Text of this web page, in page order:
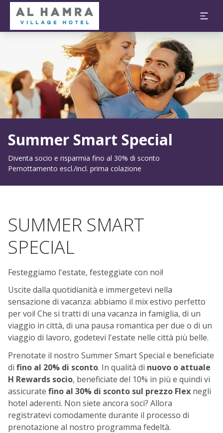
Summer Smart Special
Diventa socio e risparmia fino al 30% di sconto
Pernottamento escl./incl. prima colazione
SUMMER SMART
SPECIAL
Festeggiamo l'estate, festeggiate con noi!
Uscite dalla quotidianità e immergetevi nella
sensazione di vacanza: abbiamo il mix estivo perfetto
per voi! Che si tratti di una vacanza in famiglia, di un
viaggio in città, di una pausa romantica per due o di un
viaggio di lavoro, godetevi l'estate nelle città più belle.
Prenotate il nostro Summer Smart Special e beneficiate
di fino al 20% di sconto. In qualità di nuovo o attuale
H Rewards socio, beneficiate del 10% in più e quindi vi
assicurate fino al 30% di sconto sul prezzo Flex negli
hotel aderenti. Non siete ancora soci? Allora
registratevi comodamente durante il processo di
prenotazione al nostro programma fedeltà.